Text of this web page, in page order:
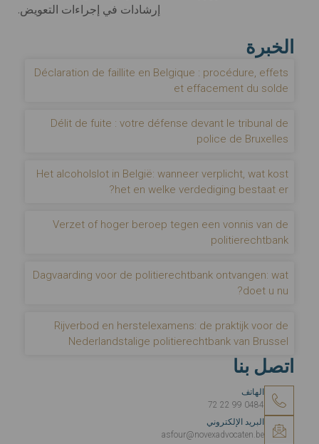
إرشادات في إجراءات التعويض.
الخبرة
Déclaration de faillite en Belgique : procédure, effets
et effacement du solde
Délit de fuite : votre défense devant le tribunal de
police de Bruxelles
Het alcoholslot in België: wanneer verplicht, wat kost
het en welke verdediging bestaat er?
Verzet of hoger beroep tegen een vonnis van de
politierechtbank
Dagvaarding voor de politierechtbank ontvangen: wat
doet u nu?
Rijverbod en herstelexamens: de praktijk voor de
Nederlandstalige politierechtbank van Brussel
اتصل بنا
الهاتف
0484 99 22 72
البريد الإلكتروني
asfour@novexadvocaten.be